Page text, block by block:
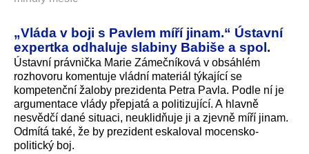
„Vláda v boji s Pavlem míří jinam.“ Ústavní
expertka odhaluje slabiny Babiše a spol.
Ústavní právnička Marie Zámečníková v obsáhlém
rozhovoru komentuje vládní materiál týkající se
kompetenční žaloby prezidenta Petra Pavla. Podle ní je
argumentace vlády přepjatá a politizující. A hlavně
nesvědčí dané situaci, neuklidňuje ji a zjevně míří jinam.
Odmítá také, že by prezident eskaloval mocensko-
politický boj.